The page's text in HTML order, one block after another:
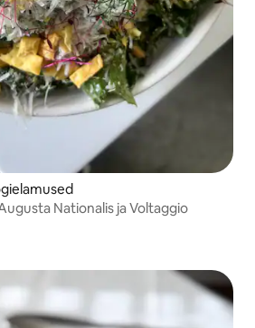
Nationalis ja Voltaggio